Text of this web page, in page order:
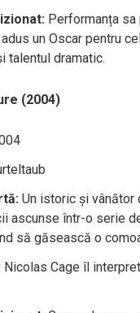
Performanța
un Oscar pentru
talentul dramatic.
(2004)
Un istoric și vânător
ascunse într-o serie
să găsească o
Nicolas Cage îl